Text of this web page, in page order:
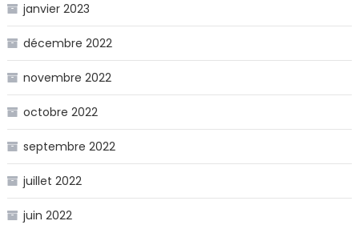
janvier 2023
décembre 2022
novembre 2022
octobre 2022
septembre 2022
juillet 2022
juin 2022